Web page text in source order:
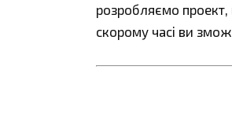
розробляємо проект,
скорому часі ви